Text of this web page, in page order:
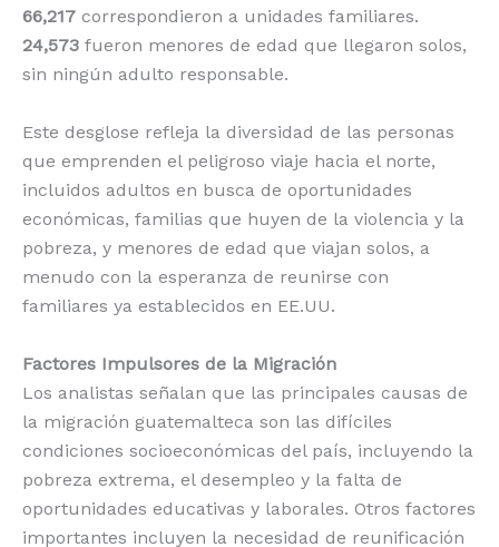
66,217 correspondieron a unidades familiares.
24,573 fueron menores de edad que llegaron solos,
sin ningún adulto responsable.
Este desglose refleja la diversidad de las personas
que emprenden el peligroso viaje hacia el norte,
incluidos adultos en busca de oportunidades
económicas, familias que huyen de la violencia y la
pobreza, y menores de edad que viajan solos, a
menudo con la esperanza de reunirse con
familiares ya establecidos en EE.UU.
Factores Impulsores de la Migración
Los analistas señalan que las principales causas de
la migración guatemalteca son las difíciles
condiciones socioeconómicas del país, incluyendo la
pobreza extrema, el desempleo y la falta de
oportunidades educativas y laborales. Otros factores
importantes incluyen la necesidad de reunificación